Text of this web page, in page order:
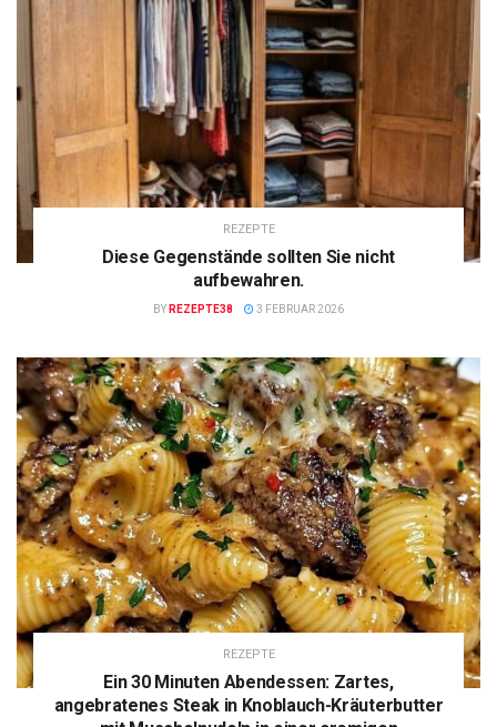
REZEPTE
Diese Gegenstände sollten Sie nicht
aufbewahren.
BY REZEPTE38 3 FEBRUAR 2026
REZEPTE
Ein 30 Minuten Abendessen: Zartes,
angebratenes Steak in Knoblauch-Kräuterbutter